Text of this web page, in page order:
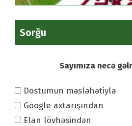
Sorğu
Sayımıza necə
Dostumun məsləhətiylə
Google axtarışından
Elan lövhəsindən